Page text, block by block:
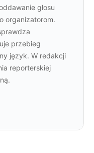
głosu
organizatorom.
przebieg
język. W redakcji
reporterskiej